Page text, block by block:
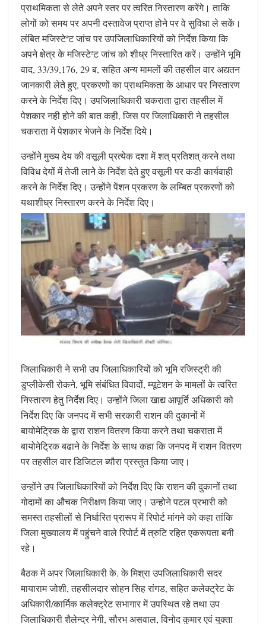
प्राथमिकता से लेते अपने स्तर पर त्वरित निस्तारण करेंगे। ताकि
लोगों को समय पर अपनी दस्तावेज प्राप्त होने पर वे सुविधा ले सकें।
लंबित मजिस्टेªट जांच पर उपजिलाधिकारियों को निर्देश किया कि
अपने क्षेत्र के मजिस्टेªट जांच को शीध्र निस्तारित करें। उन्होंने भूमि
वाद, 33/39,176, 29 ब, सहित अन्य मामलों की तहसील वार अद्यतन
जानकारी लेते हुए, प्रकरणों का प्राथमिकता के आधार पर निस्तारण
करने के निर्देश दिए। उपजिलाधिकारी चकराता द्वारा तहसील में
पेशकार नही होने की बात कही, जिस पर जिलाधिकारी ने तहसील
चकराता में पेशकार भेजने के निर्देश दिये।
उन्होंने मुख्य देय की वसूली प्रत्येक दशा में शत् प्रतिशत् करने तथा
विविध देयों में तेजी लानेे के निर्देश देते हुए वसूली पर कडी कार्यवाही
करने के निर्देश दिए। उन्होंने पेंशन प्रकरण के लम्बित प्रकरणों को
यथाशीघ्र निस्तारण करने के निर्देश दिए।
जिलाधिकारी ने सभी उप जिलाधिकारियों को भूमि रजिस्ट्री की
डुप्लीकेसी रोकने, भूमि संबंधित विवादों, म्यूटेशन के मामलों के त्वरित
निस्तारण हेतु निर्देश दिए। उन्होंने जिला खाद्य आपूर्ति अधिकारी को
निर्देश दिए कि जनपद में सभी सरकारी राशन की दुकानों में
बायोमेट्रिक के द्वारा राशन वितरण किया करने तथा चकराता में
बायोमेट्रिक बढाने के निर्देश के साथ कहा कि जनपद में राशन वितरण
पर तहसील वार डिजिटल ब्यौरा प्रस्तुत किया जाए।
उन्होंने उप जिलाधिकारियों को निर्देश दिए कि राशन की दुकानों तथा
गोदामों का औचक निरीक्षण किया जाए। उन्होने पटल प्रभारी को
समस्त तहसीलों से निर्धारित प्रारूप में रिपोर्ट मांगने को कहा तांकि
जिला मुख्यालय में पहुंचने वाले रिपोर्ट में त्रुटि रहित एकरूपता बनी
रहे।
बैठक में अपर जिलाधिकारी के. के मिश्रा उपजिलाधिकारी सदर
मायाराम जोशी, तहसीलदार सोहन सिह रांगड, सहित कलेक्ट्रेट के
अधिकारी/कार्मिक कलेक्ट्रेट सभागार में उपस्थित रहे तथा उप
जिलाधिकारी शैलेन्द्र नेगी, सौरभ असवाल, विनोद कुमार एवं युक्ता